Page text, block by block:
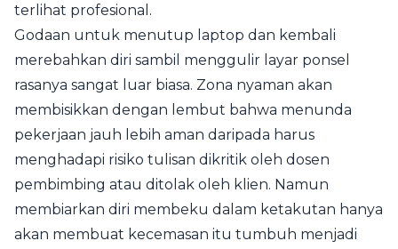
terlihat profesional.
Godaan untuk menutup laptop dan kembali
merebahkan diri sambil menggulir layar ponsel
rasanya sangat luar biasa. Zona nyaman akan
membisikkan dengan lembut bahwa menunda
pekerjaan jauh lebih aman daripada harus
menghadapi risiko tulisan dikritik oleh dosen
pembimbing atau ditolak oleh klien. Namun
membiarkan diri membeku dalam ketakutan hanya
akan membuat kecemasan itu tumbuh menjadi